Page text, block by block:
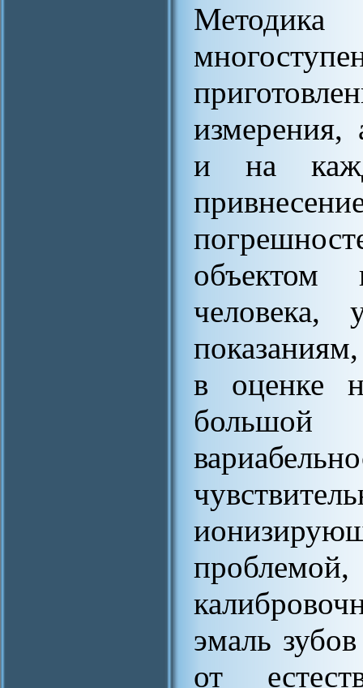
Методика
измерения,
и на
объектом
человека,
в оценке
проблемой,
эмаль
от